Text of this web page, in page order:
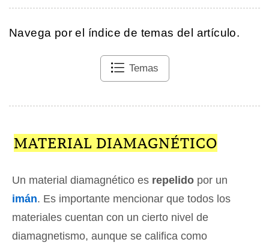
Navega por el índice de temas del artículo.
Temas
MATERIAL DIAMAGNÉTICO
Un material diamagnético es repelido por un
imán. Es importante mencionar que todos los
materiales cuentan con un cierto nivel de
diamagnetismo, aunque se califica como